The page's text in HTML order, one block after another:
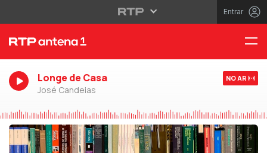
Entrar
Longe de Casa
José Candeias
NO AR